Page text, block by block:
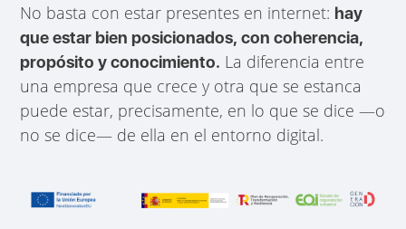
No basta con estar presentes en internet: hay
que estar bien posicionados, con coherencia,
propósito y conocimiento. La diferencia entre
una empresa que crece y otra que se estanca
puede estar, precisamente, en lo que se dice —o
no se dice— de ella en el entorno digital.